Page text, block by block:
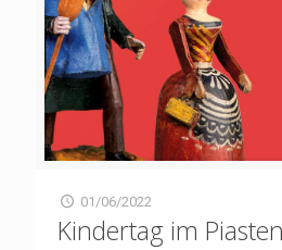
01/06/2022
Kindertag im